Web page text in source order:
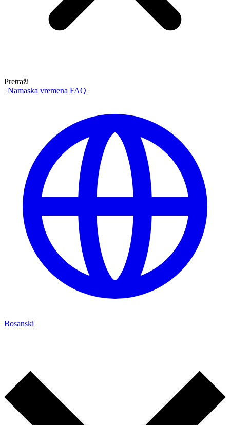
Pretraži
| Namaska vremena FAQ |
Bosanski